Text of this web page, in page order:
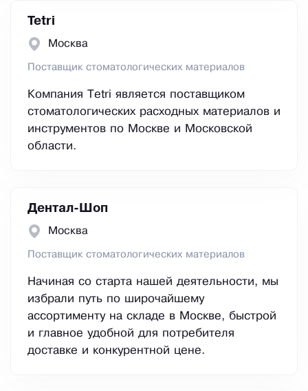
Tetri
Москва
Поставщик стоматологических материалов
Компания Tetri является поставщиком
стоматологических расходных материалов и
инструментов по Москве и Московской
области.
Дентал-Шоп
Москва
Поставщик стоматологических материалов
Начиная со старта нашей деятельности, мы
избрали путь по широчайшему
ассортименту на складе в Москве, быстрой
и главное удобной для потребителя
доставке и конкурентной цене.